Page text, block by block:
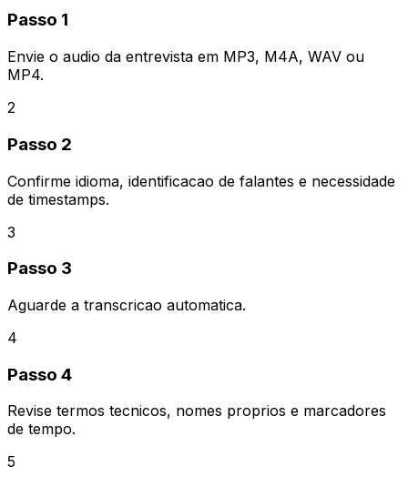
Passo 1
Envie o audio da entrevista em MP3, M4A, WAV ou
MP4.
2
Passo 2
Confirme idioma, identificacao de falantes e necessidade
de timestamps.
3
Passo 3
Aguarde a transcricao automatica.
4
Passo 4
Revise termos tecnicos, nomes proprios e marcadores
de tempo.
5